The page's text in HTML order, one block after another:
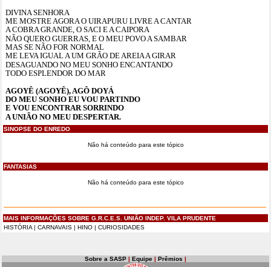
DIVINA SENHORA
ME MOSTRE AGORA O UIRAPURU LIVRE A CANTAR
A COBRA GRANDE, O SACI E A CAIPORA
NÃO QUERO GUERRAS, E O MEU POVO A SAMBAR
MAS SE NÃO FOR NORMAL
ME LEVA IGUAL A UM GRÃO DE AREIA A GIRAR
DESAGUANDO NO MEU SONHO ENCANTANDO
TODO ESPLENDOR DO MAR
AGOYÊ (AGOYÊ), AGÔ DOYÁ
DO MEU SONHO EU VOU PARTINDO
E VOU ENCONTRAR SORRINDO
A UNIÃO NO MEU DESPERTAR.
SINOPSE DO ENREDO
Não há conteúdo para este tópico
FANTASIAS
Não há conteúdo para este tópico
MAIS INFORMAÇÕES SOBRE G.R.C.E.S. UNIÃO INDEP. VILA PRUDENTE
HISTÓRIA | CARNAVAIS | HINO | CURIOSIDADES
Sobre a SASP | Equipe | Prêmios |